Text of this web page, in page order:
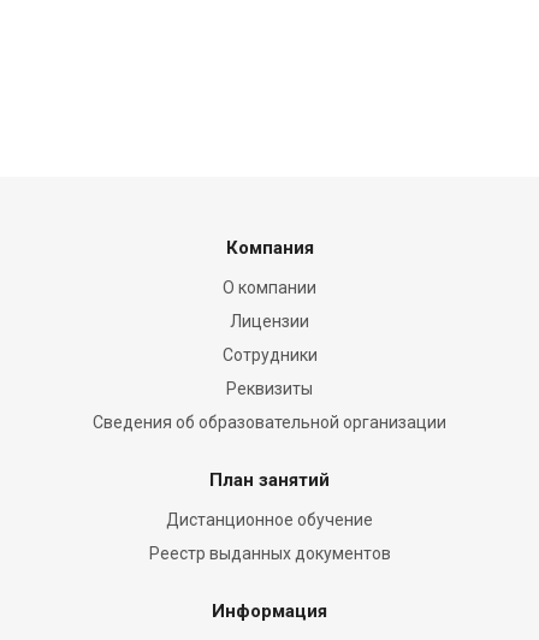
Компания
О компании
Лицензии
Сотрудники
Реквизиты
Сведения об образовательной организации
План занятий
Дистанционное обучение
Реестр выданных документов
Информация